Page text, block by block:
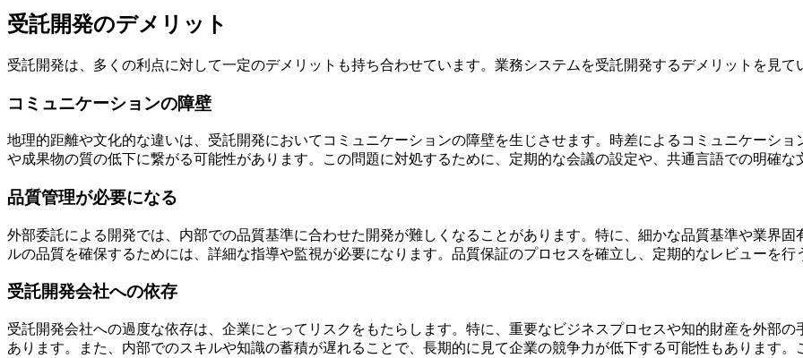
受託開発のデメリット
受託開発は、多くの利点に対して一定のデメリットも持ち合わせています。業務システムを受託開発するデメリットを見て
コミュニケーションの障壁
地理的距離や文化的な違いは、受託開発において コミュニケーションの障壁を生じさせます。 時差によるコミュニケーシ
や成果物の質の低下に繋がる可能性があります。この問題に対処するために、定期的な会議の設定や、共通言語での明確な
品質管理が必要になる
外部委託による開発では、 内部での品質基準に合わせた開発が難しくなることがあります。 特に、細かな品質基準や業界固
ルの品質を確保するためには、詳細な指導や監視が必要になります。品質保証のプロセスを確立し、定期的なレビューを行
受託開発会社への依存
受託開発会社への過度な依存は、企業にとってリスクをもたらします。特に、重要なビジネスプロセスや知的財産を外部
あります。また、内部でのスキルや知識の蓄積が遅れることで、長期的に見て企業の競争力が低下する可能性もあります